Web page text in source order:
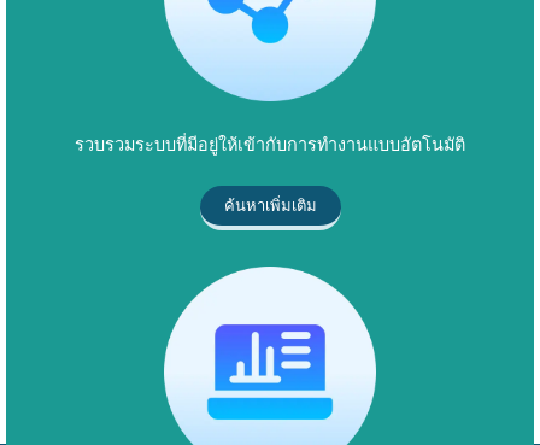
รวบรวมระบบที่มีอยู่ให้เข้ากับการทำงานแบบอัตโนมัติ
ค้นหาเพิ่มเติม